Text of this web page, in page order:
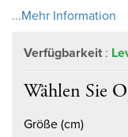
...Mehr Information
Verfügbarkeit :
Wählen Sie
Größe (cm)